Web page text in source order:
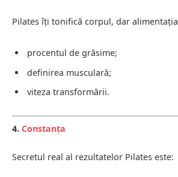
Pilates îți tonifică corpul, dar
procentul de grăsime;
definirea musculară;
viteza transformării.
4. Constanța
Secretul real al rezultatelor Pilates este: